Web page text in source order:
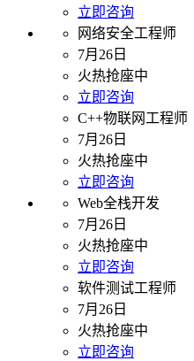
立即咨询
网络安全工程师
7月26日
火热抢座中
立即咨询
C++物联网工程师
7月26日
火热抢座中
立即咨询
Web全栈开发
7月26日
火热抢座中
立即咨询
软件测试工程师
7月26日
火热抢座中
立即咨询